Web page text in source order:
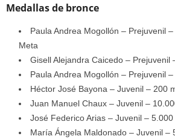
Medallas de bronce
Paula Andrea Mogollón – Prejuvenil
Meta
Gisell Alejandra Caicedo – Prejuvenil
Paula Andrea Mogollón – Prejuvenil
Héctor José Bayona – Juvenil – 200
Juan Manuel Chaux – Juvenil –
José Federico Arias – Juvenil –
María Ángela Maldonado – Juvenil –